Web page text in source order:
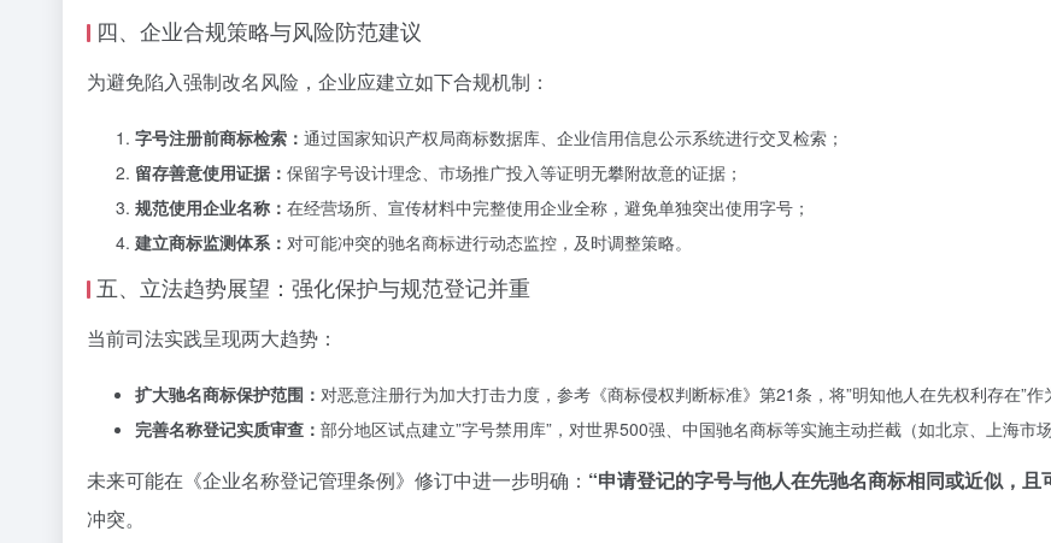
四、企业合规策略与风险防范建议
为避免陷入强制改名风险，企业应建立如下合规机制：
字号注册前商标检索： 通过国家知识产权局商标数据库、企业信用信息公示系统进行交叉检索；
留存善意使用证据： 保留字号设计理念、市场推广投入等证明无攀附故意的证据；
规范使用企业名称： 在经营场所、宣传材料中完整使用企业全称，避免单独突出使用字号；
建立商标监测体系： 对可能冲突的驰名商标进行动态监控，及时调整策略。
五、立法趋势展望：强化保护与规范登记并重
当前司法实践呈现两大趋势：
扩大驰名商标保护范围： 对恶意注册行为加大打击力度，参考《商标侵权判断标准》第21条，将”明知他人在先权利存在”作
完善名称登记实质审查： 部分地区试点建立”字号禁用库”，对世界500强、中国驰名商标等实施主动拦截（如北京、上海市场
未来可能在《企业名称登记管理条例》修订中进一步明确： “申请登记的字号与他人在先驰名商标相同或近似，
冲突。